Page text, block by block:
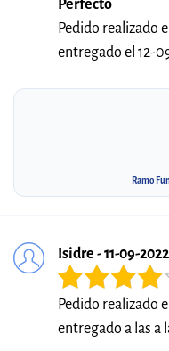
Perfecto
Pedido realizado
entregado el 12-
Ramo
Isidre - 11-09-2022
Pedido realizado
entregado a las a